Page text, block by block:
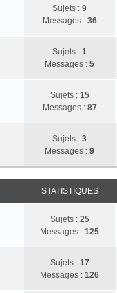
Sujets : 9
Messages : 36
Sujets : 1
Messages : 5
Sujets : 15
Messages : 87
Sujets : 3
Messages : 9
STATISTIQUES
Sujets : 25
Messages : 125
Sujets : 17
Messages : 126